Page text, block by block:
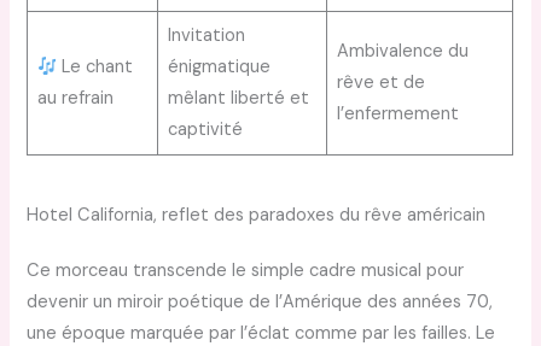
Le chant
au refrain
Invitation
énigmatique
mêlant liberté et
captivité
Ambivalence du
rêve et de
l’enfermement
Hotel California, reflet des paradoxes du rêve américain
Ce morceau transcende le simple cadre musical pour
devenir un miroir poétique de l’Amérique des années 70,
une époque marquée par l’éclat comme par les failles. Le